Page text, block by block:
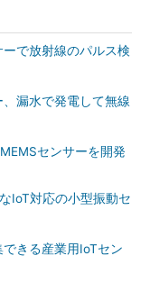
で放射線のパルス検
漏水で発電して無線
センサーを開発
IoT対応の小型振動セ
きる産業用IoTセン